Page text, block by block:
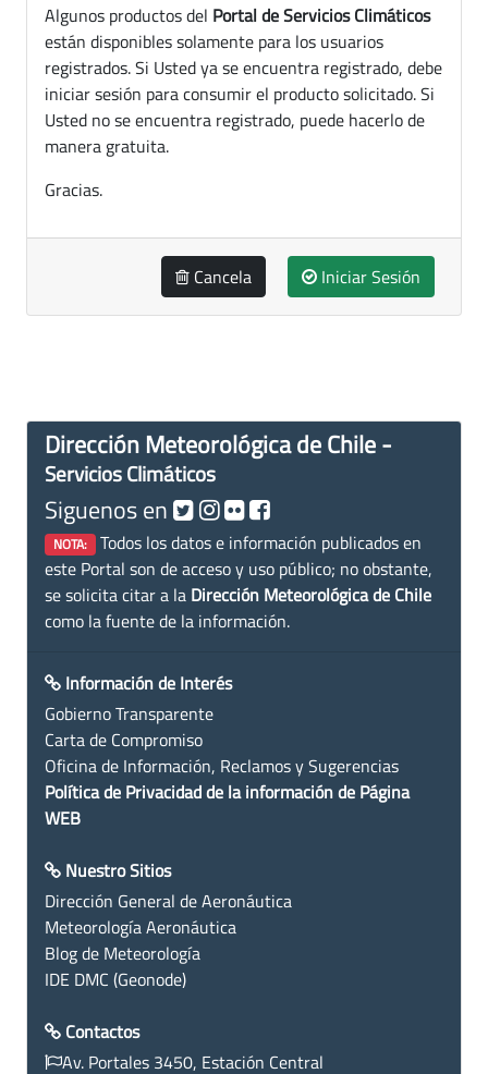
Algunos productos del Portal de Servicios Climáticos
están disponibles solamente para los usuarios
registrados. Si Usted ya se encuentra registrado, debe
iniciar sesión para consumir el producto solicitado. Si
Usted no se encuentra registrado, puede hacerlo de
manera gratuita.
Gracias.
Cancela Iniciar Sesión
Dirección Meteorológica de Chile -
Servicios Climáticos
Siguenos en
NOTA: Todos los datos e información publicados en
este Portal son de acceso y uso público; no obstante,
se solicita citar a la Dirección Meteorológica de Chile
como la fuente de la información.
Información de Interés
Gobierno Transparente
Carta de Compromiso
Oficina de Información, Reclamos y Sugerencias
Política de Privacidad de la información de Página
WEB
Nuestro Sitios
Dirección General de Aeronáutica
Meteorología Aeronáutica
Blog de Meteorología
IDE DMC (Geonode)
Contactos
Av. Portales 3450, Estación Central